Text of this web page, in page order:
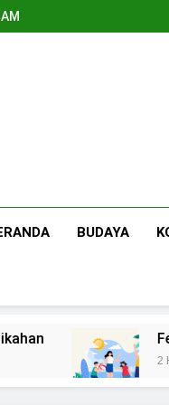
BUDAYA
2 Hari